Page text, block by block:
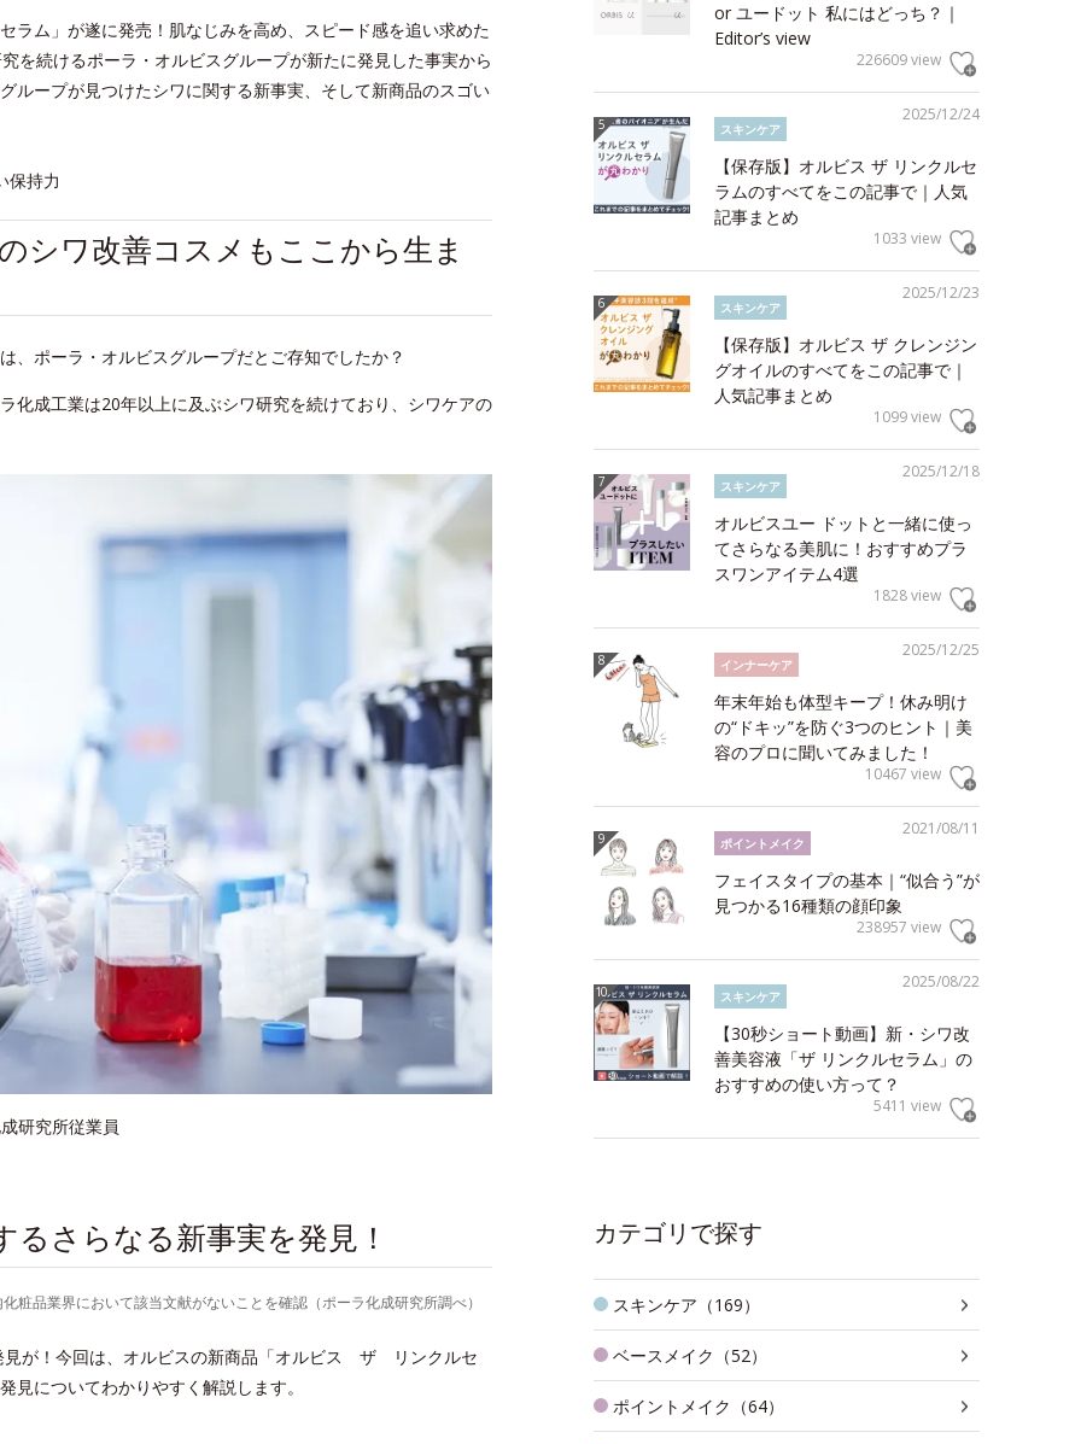
ム」が遂に発売！肌なじみを高め、スピード感を追い求めた
を続けるポーラ・オルビスグループが新たに発見した事実から
ループが見つけたシワに関する新事実、そして新商品のスゴい
保持力
シワ改善コスメもここから生ま
、ポーラ・オルビスグループだとご存知でしたか？
化成工業は20年以上に及ぶシワ研究を続けており、シワケアの
研究所従業員
さらなる新事実を発見！
品業界において該当文献がないことを確認（ポーラ化成研究所調べ）
見が！今回は、オルビスの新商品「オルビス ザ リンクルセ
についてわかりやすく解説します。
or ユードット 私にはどっち？｜
Editor’s view
226609 view
2025/12/24
スキンケア
【保存版】オルビス ザ リンクルセ
ラムのすべてをこの記事で｜人気
記事まとめ
1033 view
2025/12/23
スキンケア
【保存版】オルビス ザ クレンジン
グオイルのすべてをこの記事で｜
人気記事まとめ
1099 view
2025/12/18
スキンケア
オルビスユー ドットと一緒に使っ
てさらなる美肌に！おすすめプラ
スワンアイテム4選
1828 view
2025/12/25
インナーケア
年末年始も体型キープ！休み明け
の“ドキッ”を防ぐ3つのヒント｜美
容のプロに聞いてみました！
10467 view
2021/08/11
ポイントメイク
フェイスタイプの基本｜“似合う”が
見つかる16種類の顔印象
238957 view
2025/08/22
スキンケア
【30秒ショート動画】新・シワ改
善美容液「ザ リンクルセラム」の
おすすめの使い方って？
5411 view
カテゴリで探す
スキンケア（169）
ベースメイク（52）
ポイントメイク（64）